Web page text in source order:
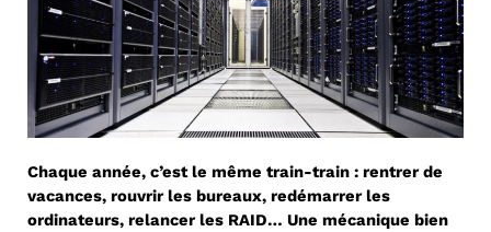
Chaque année, c’est le même train-train : rentrer de
vacances, rouvrir les bureaux, redémarrer les
ordinateurs, relancer les RAID… Une mécanique bien